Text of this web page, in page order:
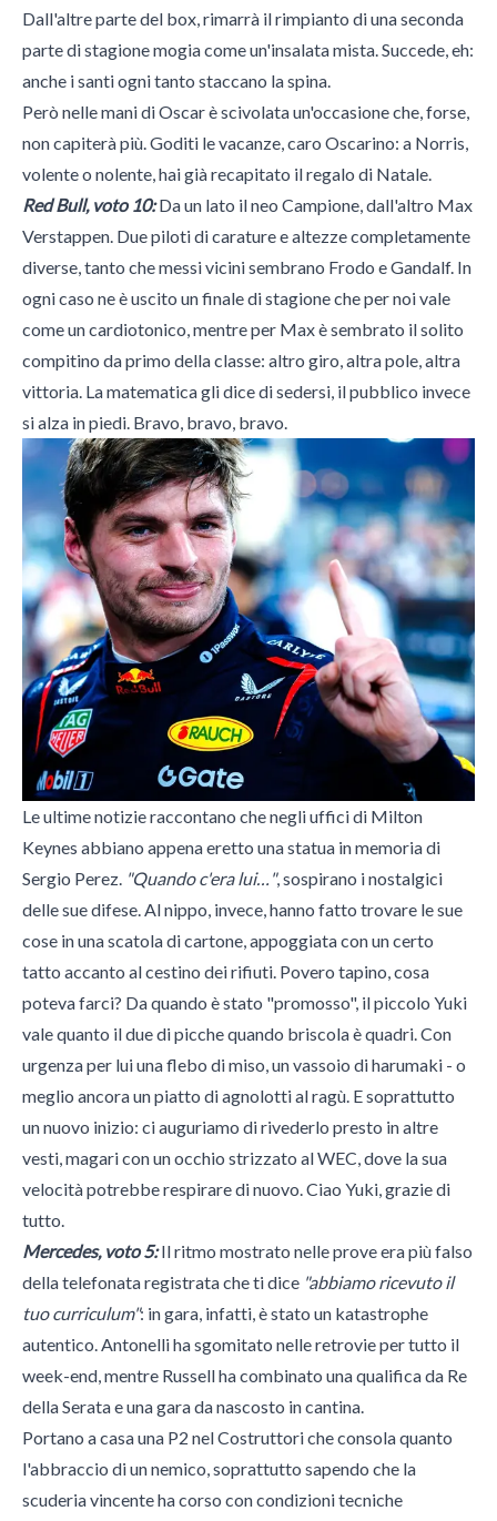
Dall'altre parte del box, rimarrà il rimpianto di una seconda
parte di stagione mogia come un'insalata mista. Succede, eh:
anche i santi ogni tanto staccano la spina.
Però nelle mani di Oscar è scivolata un'occasione che, forse,
non capiterà più. Goditi le vacanze, caro Oscarino: a Norris,
volente o nolente, hai già recapitato il regalo di Natale.
Red Bull, voto 10:Da un lato il neo Campione, dall'altro Max
Verstappen. Due piloti di carature e altezze completamente
diverse, tanto che messi vicini sembrano Frodo e Gandalf. In
ogni caso ne è uscito un finale di stagione che per noi vale
come un cardiotonico, mentre per Max è sembrato il solito
compitino da primo della classe: altro giro, altra pole, altra
vittoria. La matematica gli dice di sedersi, il pubblico invece
si alza in piedi. Bravo, bravo, bravo.
Le ultime notizie raccontano che negli uffici di Milton
Keynes abbiano appena eretto una statua in memoria di
Sergio Perez. "Quando c'era lui…", sospirano i nostalgici
delle sue difese. Al nippo, invece, hanno fatto trovare le sue
cose in una scatola di cartone, appoggiata con un certo
tatto accanto al cestino dei rifiuti. Povero tapino, cosa
poteva farci? Da quando è stato "promosso", il piccolo Yuki
vale quanto il due di picche quando briscola è quadri. Con
urgenza per lui una flebo di miso, un vassoio di harumaki - o
meglio ancora un piatto di agnolotti al ragù. E soprattutto
un nuovo inizio: ci auguriamo di rivederlo presto in altre
vesti, magari con un occhio strizzato al WEC, dove la sua
velocità potrebbe respirare di nuovo. Ciao Yuki, grazie di
tutto.
Mercedes, voto 5:Il ritmo mostrato nelle prove era più falso
della telefonata registrata che ti dice "abbiamo ricevuto il
tuo curriculum": in gara, infatti, è stato un katastrophe
autentico. Antonelli ha sgomitato nelle retrovie per tutto il
week-end, mentre Russell ha combinato una qualifica da Re
della Serata e una gara da nascosto in cantina.
Portano a casa una P2 nel Costruttori che consola quanto
l'abbraccio di un nemico, soprattutto sapendo che la
scuderia vincente ha corso con condizioni tecniche